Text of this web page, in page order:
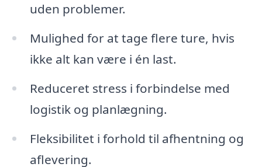
uden problemer.
Mulighed for at tage flere ture, hvis
ikke alt kan være i én last.
Reduceret stress i forbindelse med
logistik og planlægning.
Fleksibilitet i forhold til afhentning og
aflevering.